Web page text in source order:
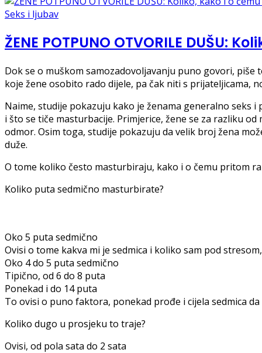
Seks i ljubav
ŽENE POTPUNO OTVORILE DUŠU:
Dok se o muškom samozadovoljavanju puno govori,
koje žene osobito rado dijele, pa čak niti s prijateljicama,
Naime, studije pokazuju kako je ženama generalno seks
i što se tiče masturbacije. Primjerice, žene se za razliku
odmor. Osim toga, studije pokazuju da velik broj žena
duže.
O tome koliko često masturbiraju, kako i o čemu pritom
Koliko puta sedmično masturbirate?
Oko 5 puta sedmično
Ovisi o tome kakva mi je sedmica i koliko sam pod
Oko 4 do 5 puta sedmično
Tipično, od 6 do 8 puta
Ponekad i do 14 puta
To ovisi o puno faktora, ponekad prođe i cijela sedmica
Koliko dugo u prosjeku to traje?
Ovisi, od pola sata do 2 sata